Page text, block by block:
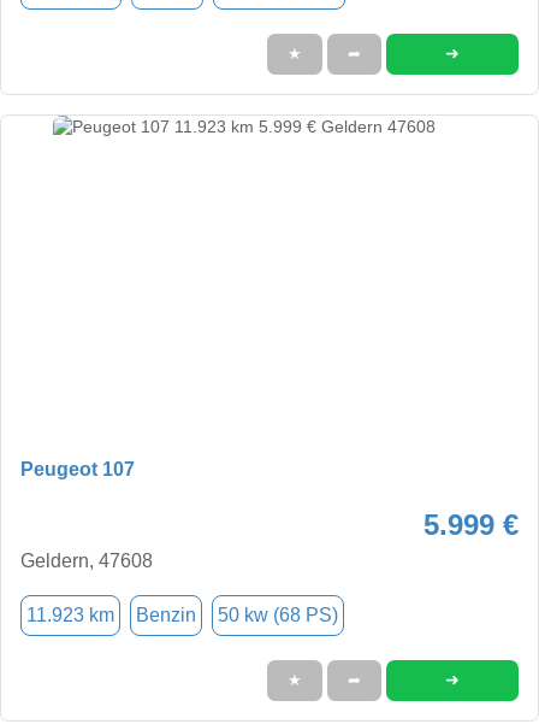
★ ➦ ➜
Peugeot 107
5.999 €
Geldern, 47608
11.923 km Benzin 50 kw (68 PS)
★ ➦ ➜